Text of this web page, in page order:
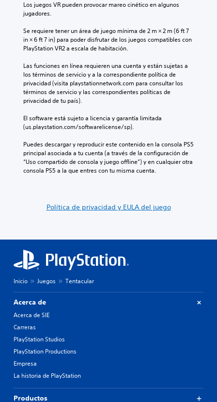
Los juegos VR pueden provocar mareo cinético en algunos
jugadores.
Se requiere tener un área de juego mínima de 2 m × 2 m (6 ft 7
in × 6 ft 7 in) para poder disfrutar de los juegos compatibles con
PlayStation VR2 a escala de habitación.
Las funciones en línea requieren una cuenta y están sujetas a
los términos de servicio y a la correspondiente política de
privacidad (visita playstationnetwork.com para consultar los
términos de servicio y las correspondientes políticas de
privacidad de tu país).
El software está sujeto a licencia y garantía limitada
(us.playstation.com/softwarelicense/sp).
Puedes descargar y reproducir este contenido en la consola PS5
principal asociada a tu cuenta (a través de la configuración de
“Uso compartido de consola y juego offline”) y en cualquier otra
consola PS5 a la que entres con tu misma cuenta.
Política de privacidad y EULA del juego
Inicio Juegos Tentacular
Acerca de
Acerca de SIE
Carreras
PlayStation Studios
PlayStation Productions
Empresa
La historia de PlayStation
Productos